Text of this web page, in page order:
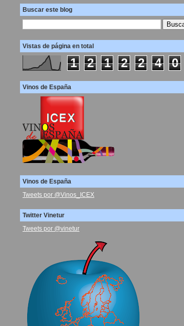
Buscar este blog
Vistas de página en total
1 2 1 2 2 4 0
Vinos de España
Vinos de España
Tweets por @Vinos_ICEX
Twitter Vinetur
Tweets por @vinetur